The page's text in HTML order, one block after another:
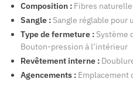
Composition : Fibres
Sangle : Sangle réglable pour
Type de fermeture : Système
Bouton-pression à l’intérieur
Revêtement interne :
Agencements : Emplacement